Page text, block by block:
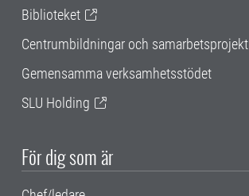
Biblioteket
Centrumbildningar och samarbetsprojekt
Gemensamma verksamhetsstödet
SLU Holding
För dig som är